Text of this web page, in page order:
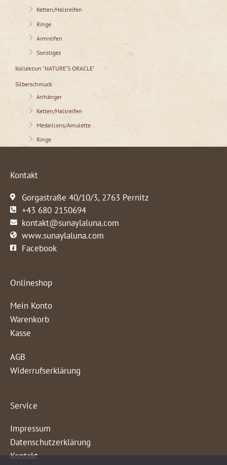
Ketten/Halsreifen
Ringe
Armreifen
Sonstiges
Kollektion "NATURE´S ORACLE"
Silberschmuck
Anhänger
Ketten/Halsreifen
Medaillons/Amulette
Ringe
Kontakt
Gorgastraße 40/10/3, 2763 Pernitz
+43 680 2150694
kontakt@sunaylaluna.com
www.sunaylaluna.com
Facebook
Onlineshop
Mein Konto
Warenkorb
Kasse
AGB
Widerrufserklärung
Service
Impressum
Datenschutzerklärung
Kontakt